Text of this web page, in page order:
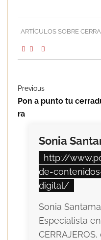
ARTÍCULOS SOBRE
Previous
Pon a punto tu
ra
Sonia
http://
de-
digital/
Sonia
Especialista